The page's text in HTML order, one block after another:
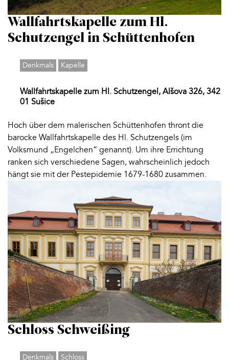
Wallfahrtskapelle zum Hl.
Schutzengel in Schüttenhofen
Denkmals Kapelle
Wallfahrtskapelle zum Hl. Schutzengel, Alšova 326, 342
01 Sušice
Hoch über dem malerischen Schüttenhofen thront die
barocke Wallfahrtskapelle des Hl. Schutzengels (im
Volksmund „Engelchen“ genannt). Um ihre Errichtung
ranken sich verschiedene Sagen, wahrscheinlich jedoch
hängt sie mit der Pestepidemie 1679-1680 zusammen.
Schloss Schweißing
Denkmals Schloss